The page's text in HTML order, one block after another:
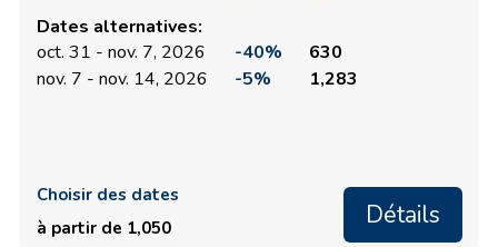
Dates alternatives:
oct. 31 - nov. 7, 2026
-40%
630
nov. 7 - nov. 14, 2026
-5% 1,283
Choisir des dates
à partir de 1,050
Détails